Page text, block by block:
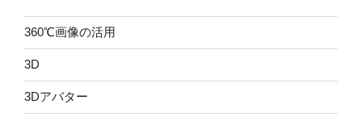
360℃画像の活用
3D
3Dアバター